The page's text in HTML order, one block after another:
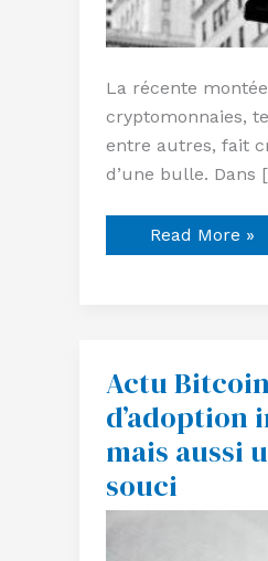
La récente
cryptomonnaies,
entre autres, fait
d’une bulle. Dans
Read More »
Actu
mais aussi
souci
Actu
Bitcoin:
Plus
d’adoption
mais
aussi
un
nouveau